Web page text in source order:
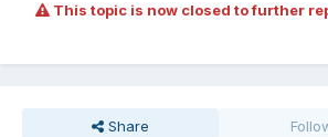
This topic is now closed to further
Share